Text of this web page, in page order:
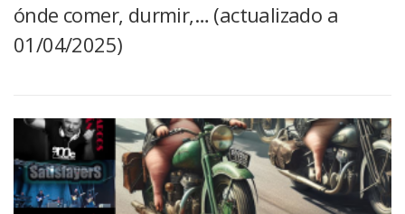
ónde comer, durmir,… (actualizado a
01/04/2025)